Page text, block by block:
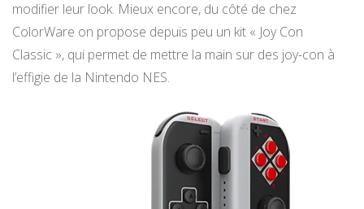
modifier leur look. Mieux encore, du côté de chez
ColorWare on propose depuis peu un kit « Joy Con
Classic », qui permet de mettre la main sur des joy-con à
l’effigie de la Nintendo NES.